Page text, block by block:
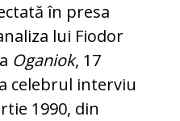
în presa
lui Fiodor
Oga­niok, 17
celebrul interviu
1990, din